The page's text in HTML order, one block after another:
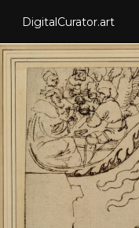
DigitalCurator.art